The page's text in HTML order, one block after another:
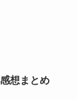
想まとめ